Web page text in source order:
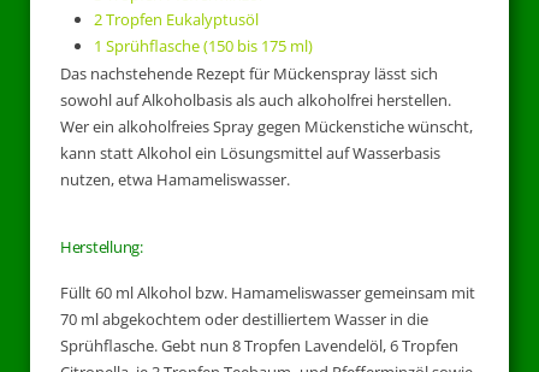
2 Tropfen Eukalyptusöl
1 Sprühflasche (150 bis 175 ml)
Das nachstehende Rezept für Mückenspray lässt sich
sowohl auf Alkoholbasis als auch alkoholfrei herstellen.
Wer ein alkoholfreies Spray gegen Mückenstiche wünscht,
kann statt Alkohol ein Lösungsmittel auf Wasserbasis
nutzen, etwa Hamameliswasser.
Herstellung:
Füllt 60 ml Alkohol bzw. Hamameliswasser gemeinsam mit
70 ml abgekochtem oder destilliertem Wasser in die
Sprühflasche. Gebt nun 8 Tropfen Lavendelöl, 6 Tropfen